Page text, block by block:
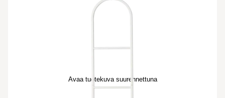
Avaa tuotekuva suurennettuna